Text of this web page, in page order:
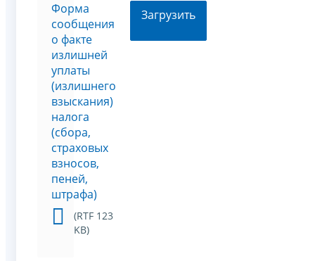
Форма
сообщения
о факте
излишней
уплаты
(излишнего
взыскания)
налога
(сбора,
страховых
взносов,
пеней,
штрафа)
(RTF 123
KB)
Загрузить